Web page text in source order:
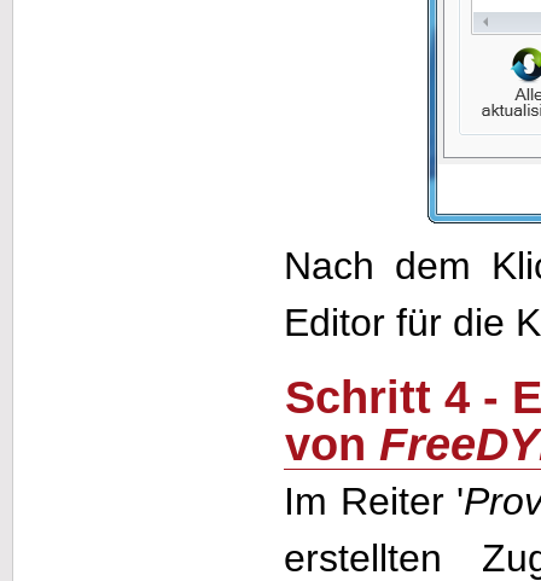
Nach dem
Editor für die
Schritt 4 -
von
Im Reiter '
erstellten